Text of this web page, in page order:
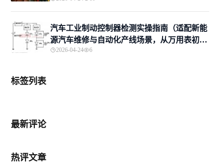
汽车工业制动控制器检测实操指南（适配新能
源汽车维修与自动化产线场景，从万用表初筛
到专业诊断）
2026-04-24 6
标签列表
最新评论
热评文章